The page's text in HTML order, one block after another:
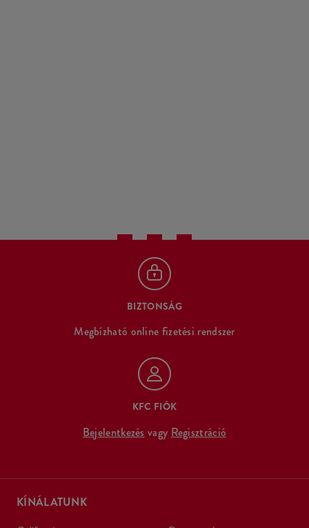
BIZTONSÁG
Megbízható online fizetési rendszer
KFC FIÓK
Bejelentkezés vagy Regisztráció
KÍNÁLATUNK